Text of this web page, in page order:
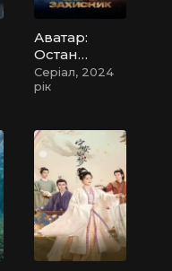
Аватар:
Останні
й
захисн
Серіал, 2024
рік